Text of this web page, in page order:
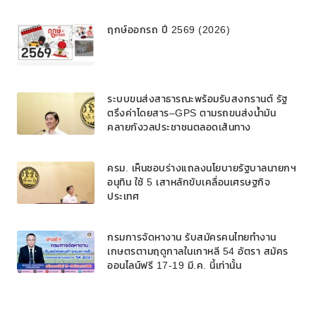
ฤกษ์ออกรถ ปี 2569 (2026)
ระบบขนส่งสาธารณะพร้อมรับสงกรานต์ รัฐ
ตรึงค่าโดยสาร–GPS ตามรถขนส่งน้ำมัน
คลายกังวลประชาชนตลอดเส้นทาง
ครม. เห็นชอบร่างแถลงนโยบายรัฐบาลนายกฯ
อนุทิน ใช้ 5 เสาหลักขับเคลื่อนเศรษฐกิจ
ประเทศ
กรมการจัดหางาน รับสมัครคนไทยทำงาน
เกษตรตามฤดูกาลในเกาหลี 54 อัตรา สมัคร
ออนไลน์ฟรี 17-19 มี.ค. นี้เท่านั้น